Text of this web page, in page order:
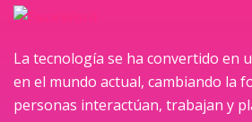
La tecnología se ha convertido en
en el mundo actual, cambiando la
personas interactúan, trabajan y